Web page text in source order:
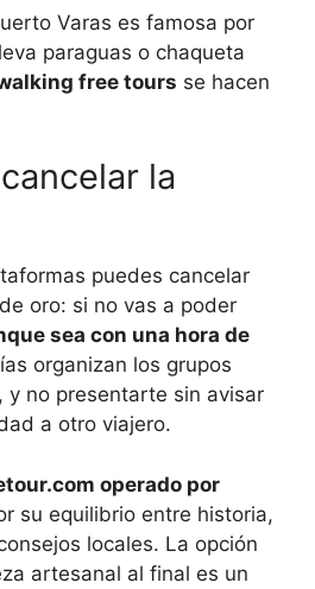
Varas es famosa por
paraguas o chaqueta
free tours se hacen
la
puedes cancelar
oro: si no vas a poder
sea con una hora de
organizan los grupos
y no presentarte sin avisar
a otro viajero.
operado por
su equilibrio entre historia,
locales. La opción
artesanal al final es un